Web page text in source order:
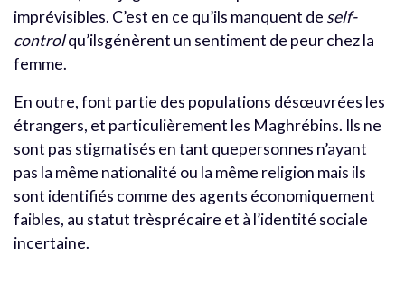
imprévisibles. C’est en ce qu’ils manquent de self-
controlqu’ilsgénèrent un sentiment de peur chez la
femme.
En outre, font partie des populations désœuvrées les
étrangers, et particulièrement les Maghrébins. Ils ne
sont pas stigmatisés en tant quepersonnes n’ayant
pas la même nationalité ou la même religion mais ils
sont identifiés comme des agents économiquement
faibles, au statut trèsprécaire et à l’identité sociale
incertaine.